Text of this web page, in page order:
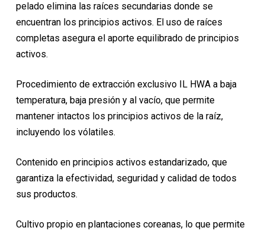
pelado elimina las raíces secundarias donde se
encuentran los principios activos. El uso de raíces
completas asegura el aporte equilibrado de principios
activos.
Procedimiento de extracción exclusivo IL HWA a baja
temperatura, baja presión y al vacío, que permite
mantener intactos los principios activos de la raíz,
incluyendo los vólatiles.
Contenido en principios activos estandarizado, que
garantiza la efectividad, seguridad y calidad de todos
sus productos.
Cultivo propio en plantaciones coreanas, lo que permite